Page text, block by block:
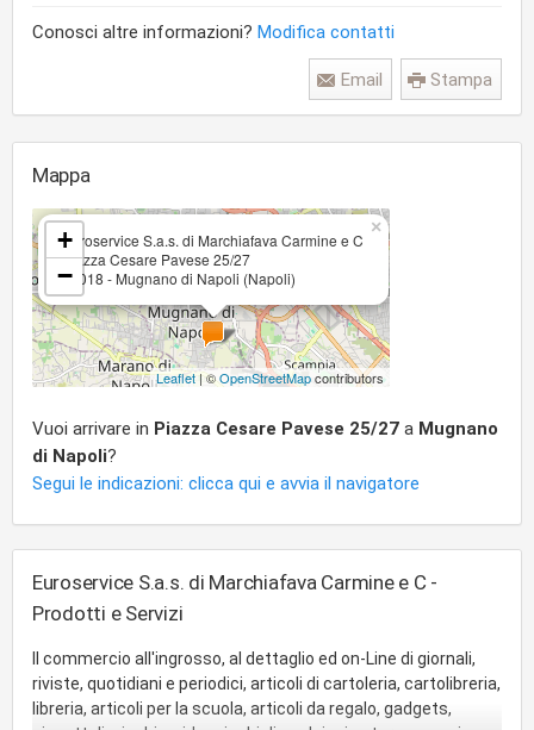
Conosci altre informazioni? Modifica contatti
Stampa
Email
Mappa
Euroservice S.a.s. di Marchiafava Carmine e C
Piazza Cesare Pavese 25/27
80018 - Mugnano di Napoli (Napoli)
×
+
−
Leaflet| ©OpenStreetMapcontributors
Vuoi arrivare in Piazza Cesare Pavese 25/27 a Mugnano
di Napoli?
Segui le indicazioni: clicca qui e avvia il navigatore
Euroservice S.a.s. di Marchiafava Carmine e C -
Prodotti e Servizi
Il commercio all'ingrosso, al dettaglio ed on-Line di giornali,
riviste, quotidiani e periodici, articoli di cartoleria, cartolibreria,
libreria, articoli per la scuola, articoli da regalo, gadgets,